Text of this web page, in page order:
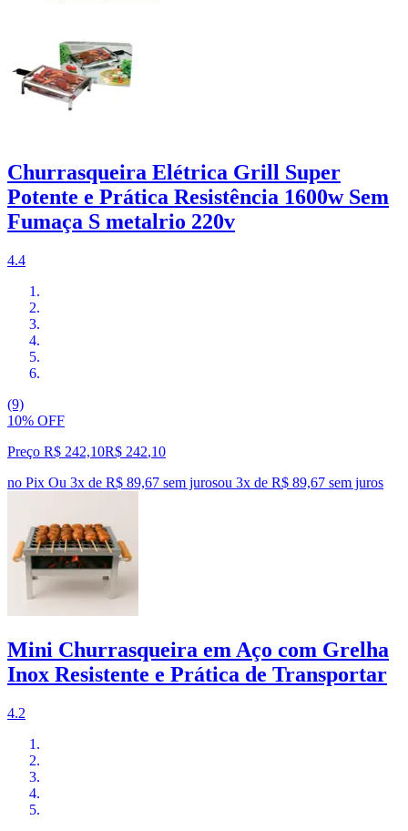
Churrasqueira Elétrica Grill Super
Potente e Prática Resistência 1600w Sem
Fumaça S metalrio 220v
4.4
(9)
10% OFF
Preço R$ 242,10R$ 242,10
no Pix Ou 3x de R$ 89,67 sem jurosou 3x de R$ 89,67 sem juros
Mini Churrasqueira em Aço com Grelha
Inox Resistente e Prática de Transportar
4.2